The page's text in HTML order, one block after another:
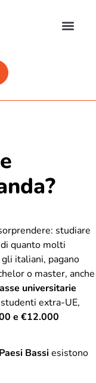
studiare
quanto molti
italiani, pagano
o master, anche
universitarie
extra-UE,
e €12.000
Bassiesistono